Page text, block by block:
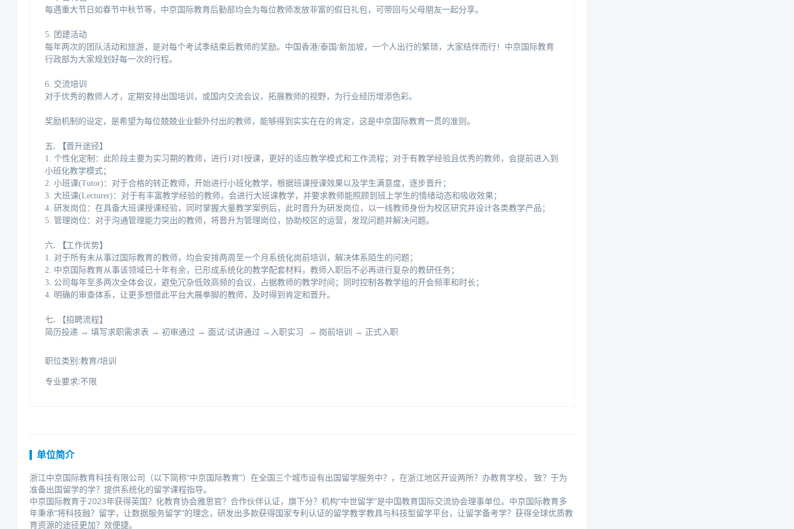
每遇重大节日如春节中秋节等，中京国际教育后勤部均会为每位教师发放非富的假日礼包，可带回与父母朋友一起分享。
5.团建活动
每年两次的团队活动和旅游，是对每个考试季结束后教师的奖励。中国香港/泰国/新加坡，一个人出行的繁琐，大家结伴而行！中京国际教育
行政部为大家规划好每一次的行程。
6.交流培训
对于优秀的教师人才，定期安排出国培训，或国内交流会议，拓展教师的视野，为行业经历增添色彩。
奖励机制的设定，是希望为每位兢兢业业额外付出的教师，能够得到实实在在的肯定，这是中京国际教育一贯的准则。
五.【晋升途径】
1.个性化定制：此阶段主要为实习期的教师，进行1对1授课，更好的适应教学模式和工作流程；对于有教学经验且优秀的教师，会提前进入到
小班化教学模式；
2.小班课(Tutor)：对于合格的转正教师，开始进行小班化教学，根据班课授课效果以及学生满意度，逐步晋升；
3.大班课(Lecturer)：对于有丰富教学经验的教师，会进行大班课教学，并要求教师能照顾到班上学生的情绪动态和吸收效果；
4.研发岗位：在具备大班课授课经验，同时掌握大量教学案例后，此时晋升为研发岗位，以一线教师身份为校区研究并设计各类教学产品；
5.管理岗位：对于沟通管理能力突出的教师，将晋升为管理岗位，协助校区的运营，发现问题并解决问题。
六.【工作优势】
1.对于所有未从事过国际教育的教师，均会安排两周至一个月系统化岗前培训，解决体系陌生的问题；
2.中京国际教育从事该领域已十年有余，已形成系统化的教学配套材料，教师入职后不必再进行复杂的教研任务；
3.公司每年至多两次全体会议，避免冗杂低效高频的会议，占据教师的教学时间；同时控制各教学组的开会频率和时长；
4.明确的审查体系，让更多想借此平台大展拳脚的教师，及时得到肯定和晋升。
七.
【招聘流程】
简历投递→填写求职需求表→初审通过→面试/试讲通过→入职实习→岗前培训→正式入职
职位类别:教育/培训
专业要求:不限
单位简介
浙江中京国际教育科技有限公司（以下简称“中京国际教育”）在全国三个城市设有出国留学服务中？，在浙江地区开设两所？办教育学校，致？于为
准备出国留学的学？提供系统化的留学课程指导。
中京国际教育于2023年获得英国？化教育协会雅思官？合作伙伴认证，旗下分？机构“中世留学”是中国教育国际交流协会理事单位。中京国际教育多
年秉承“将科技融？留学，让数据服务留学”的理念，研发出多款获得国家专利认证的留学教学教具与科技型留学平台，让留学备考学？获得全球优质教
育资源的途径更加？效便捷。